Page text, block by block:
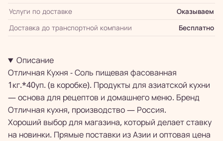
Услуги по доставке
Оказываем
Доставка до транспортной компании
Бесплатно
Описание
Отличная Кухня - Соль пищевая фасованная
1кг.*40уп. (в коробке). Продукты для азиатской кухни
— основа для рецептов и домашнего меню. Бренд
Отличная кухня, производство — Россия.
Хороший выбор для магазина, который делает ставку
на новинки. Прямые поставки из Азии и оптовая цена